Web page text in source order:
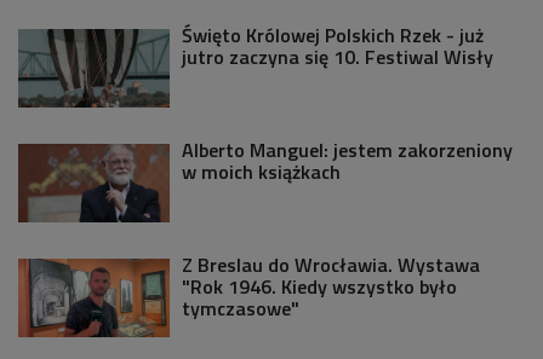
Święto Królowej Polskich Rzek - już
jutro zaczyna się 10. Festiwal Wisły
Alberto Manguel: jestem zakorzeniony
w moich książkach
Z Breslau do Wrocławia. Wystawa
"Rok 1946. Kiedy wszystko było
tymczasowe"